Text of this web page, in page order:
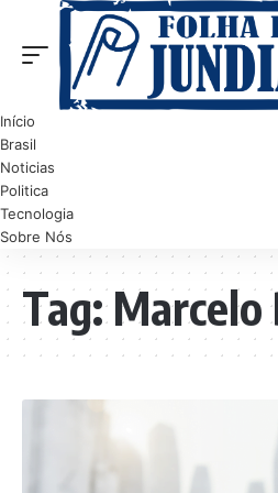
Início
Brasil
Noticias
Politica
Tecnologia
Sobre Nós
Tag:Marcelo